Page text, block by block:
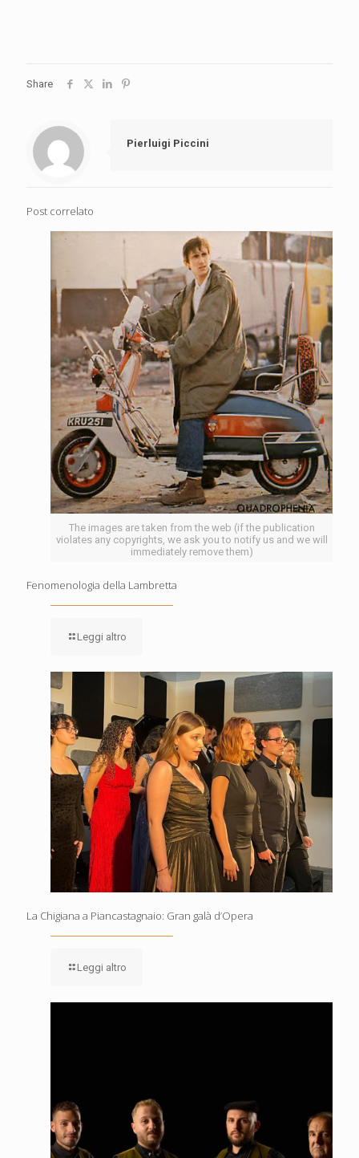
Share
Pierluigi Piccini
Post correlato
The images are taken from the web (if the publication
violates any copyrights, we ask you to notify us and we will
immediately remove them)
Fenomenologia della Lambretta
Leggi altro
La Chigiana a Piancastagnaio: Gran galà d’Opera
Leggi altro